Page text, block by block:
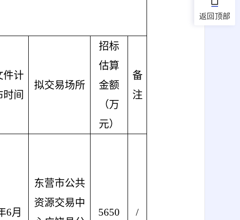
返回顶部
件计
时间
拟交易场所
招标
估算
金额
（万
元）
备
注
6月
东营市公共
资源交易中
5650 /